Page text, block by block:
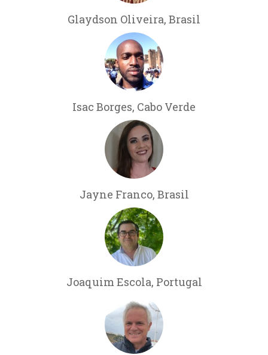
Glaydson Oliveira, Brasil
Isac Borges, Cabo Verde
Jayne Franco, Brasil
Joaquim Escola, Portugal